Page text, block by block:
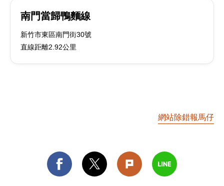
南門當歸鴨麵線
新竹市東區南門街30號
直線距離2.92公里
網站除錯報馬仔